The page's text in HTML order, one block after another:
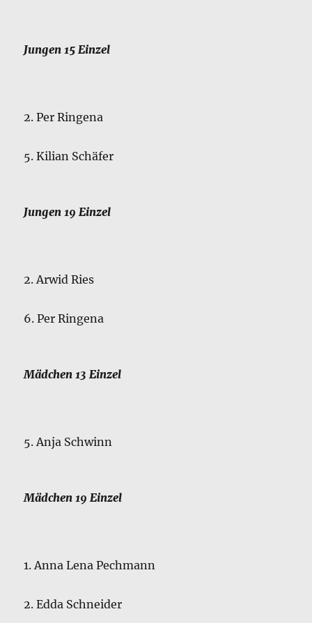
Jungen 15 Einzel
2. Per Ringena
5. Kilian Schäfer
Jungen 19 Einzel
2. Arwid Ries
6. Per Ringena
Mädchen 13 Einzel
5. Anja Schwinn
Mädchen 19 Einzel
1. Anna Lena Pechmann
2. Edda Schneider